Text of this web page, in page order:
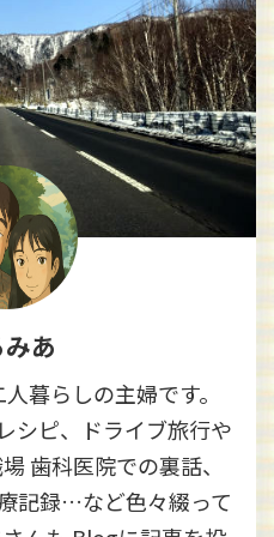
あ
暮らしの主婦です。
シピ、ドライブ旅行や
歯科医院での裏話、
記録…など色々綴って